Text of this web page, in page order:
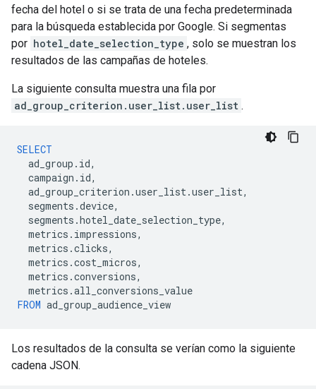
fecha del hotel o si se trata de una fecha predeterminada
para la búsqueda establecida por Google. Si segmentas
por hotel_date_selection_type , solo se muestran los
resultados de las campañas de hoteles.
La siguiente consulta muestra una fila por
ad_group_criterion.user_list.user_list .
SELECT
ad_group . id,
campaign . id,
ad_group_criterion .user_list.user_list,
segments .device,
segments .hotel_date_selection_type,
metrics . impressions,
metrics .clicks,
metrics .cost_micros,
metrics .conversions,
metrics .all_conversions_value
FROM ad_group_audience_view
Los resultados de la consulta se verían como la siguiente
cadena JSON.